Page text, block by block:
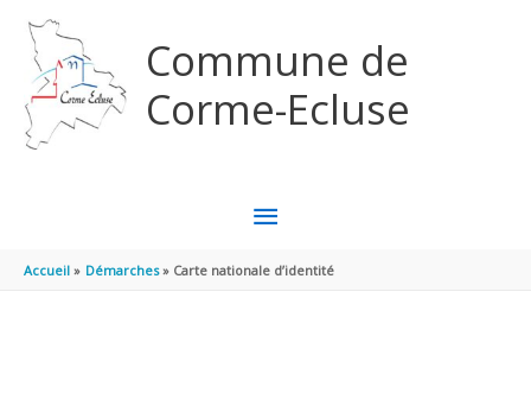
Commune de
Corme-Ecluse
MENU
PRINCIPAL
Accueil Démarches Carte nationale d’identité